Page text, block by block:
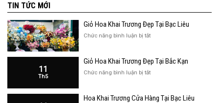
TIN TỨC MỚI
Giỏ Hoa Khai Trương Đẹp Tại Bạc Liêu
Chức năng bình luận bị tắtở
Khai
Đẹp
Liêu
11
Th5
Giỏ Hoa Khai Trương Đẹp Tại Bắc Kạn
Chức năng bình luận bị tắtở
Khai
Hoa Khai Trương Cửa Hàng Tại Bạc Liêu